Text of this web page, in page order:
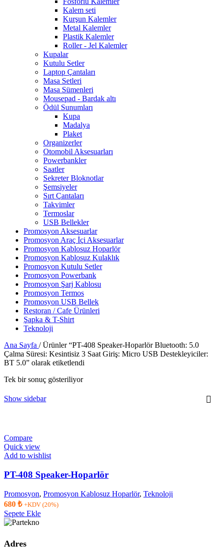
Kalem seti
Kurşun Kalemler
Metal Kalemler
Plastik Kalemler
Roller - Jel Kalemler
Kupalar
Kutulu Setler
Laptop Çantaları
Masa Setleri
Masa Sümenleri
Mousepad - Bardak altı
Ödül Sunumları
Kupa
Madalya
Plaket
Organizerler
Otomobil Aksesuarları
Powerbankler
Saatler
Sekreter Bloknotlar
Şemsiyeler
Sırt Çantaları
Takvimler
Termoslar
USB Bellekler
Promosyon Aksesuarlar
Promosyon Araç İçi Aksesuarlar
Promosyon Kablosuz Hoparlör
Promosyon Kablosuz Kulaklık
Promosyon Kutulu Setler
Promosyon Powerbank
Promosyon Şarj Kablosu
Promosyon Termos
Promosyon USB Bellek
Restoran / Cafe Ürünleri
Şapka & T-Shirt
Teknoloji
Ana Sayfa / Ürünler “PT-408 Speaker-Hoparlör Bluetooth: 5.0
Çalma Süresi: Kesintisiz 3 Saat Giriş: Micro USB Destekleyiciler:
BT 5.0” olarak etiketlendi
Tek bir sonuç gösteriliyor
Show sidebar
Compare
Quick view
Add to wishlist
PT-408 Speaker-Hoparlör
Promosyon, Promosyon Kablosuz Hoparlör, Teknoloji
680 ₺ +KDV (20%)
Sepete Ekle
Adres